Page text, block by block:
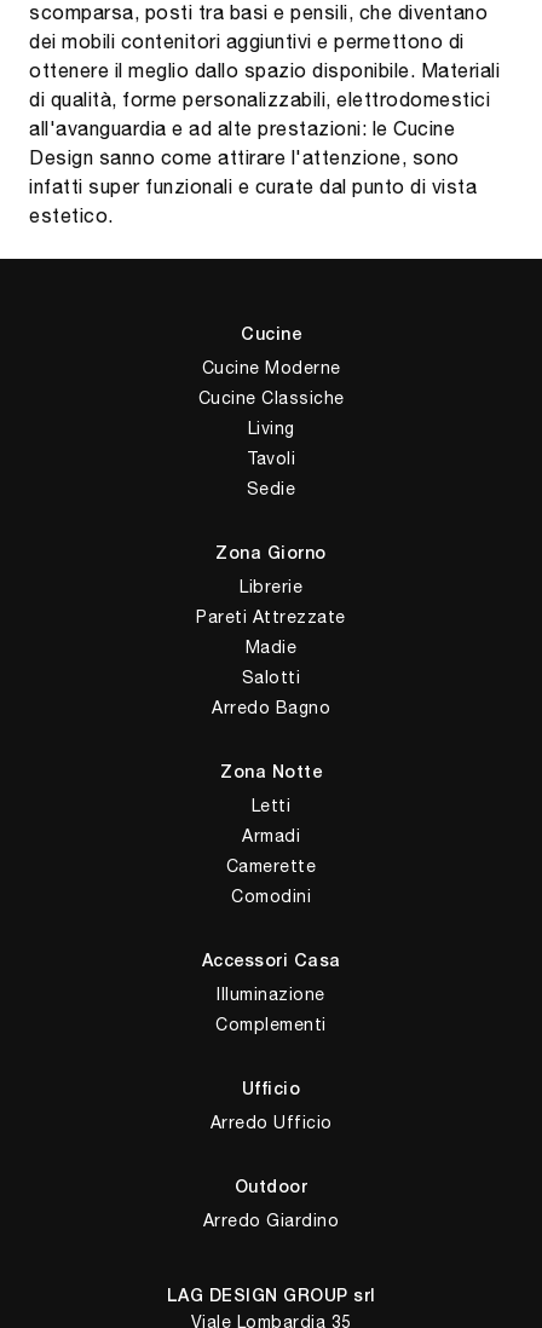
scomparsa, posti tra basi e pensili, che diventano
dei mobili contenitori aggiuntivi e permettono di
ottenere il meglio dallo spazio disponibile. Materiali
di qualità, forme personalizzabili, elettrodomestici
all'avanguardia e ad alte prestazioni: le Cucine
Design sanno come attirare l'attenzione, sono
infatti super funzionali e curate dal punto di vista
estetico.
Cucine
Cucine Moderne
Cucine Classiche
Living
Tavoli
Sedie
Zona Giorno
Librerie
Pareti Attrezzate
Madie
Salotti
Arredo Bagno
Zona Notte
Letti
Armadi
Camerette
Comodini
Accessori Casa
Illuminazione
Complementi
Ufficio
Arredo Ufficio
Outdoor
Arredo Giardino
LAG DESIGN GROUP srl
Viale Lombardia 35